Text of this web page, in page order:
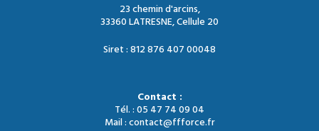
23 chemin d'arcins,
33360 LATRESNE, Cellule 20
Siret : 812 876 407 00048
Contact :
Tél. : 05 47 74 09 04
Mail : contact@ffforce.fr